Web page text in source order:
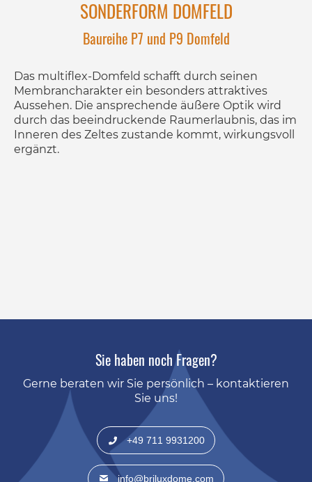
SONDERFORM DOMFELD
Baureihe P7 und P9 Domfeld
Das multiflex-Domfeld schafft durch seinen
Membrancharakter ein besonders attraktives
Aussehen. Die ansprechende äußere Optik wird
durch das beeindruckende Raumerlaubnis, das im
Inneren des Zeltes zustande kommt, wirkungsvoll
ergänzt.
Sie haben noch Fragen?
Gerne beraten wir Sie persönlich – kontaktieren
Sie uns!
+49 711 9931200
info@briluxdome.com